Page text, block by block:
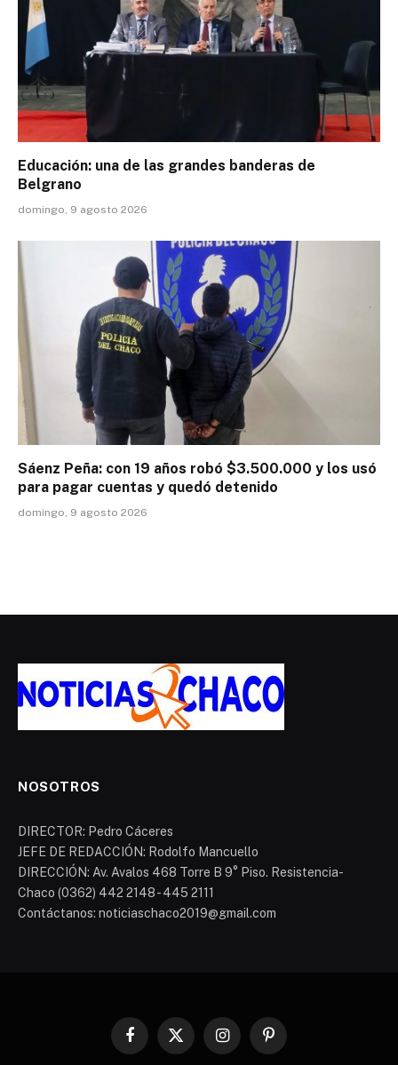
Educación: una de las grandes banderas de
Belgrano
domingo, 9 agosto 2026
Sáenz Peña: con 19 años robó $3.500.000 y los usó
para pagar cuentas y quedó detenido
domingo, 9 agosto 2026
NOSOTROS
DIRECTOR: Pedro Cáceres
JEFE DE REDACCIÓN: Rodolfo Mancuello
DIRECCIÓN: Av. Avalos 468 Torre B 9° Piso. Resistencia-
Chaco (0362) 442 2148 - 445 2111
Contáctanos: noticiaschaco2019@gmail.com
Facebook
X
InstagramPinterest